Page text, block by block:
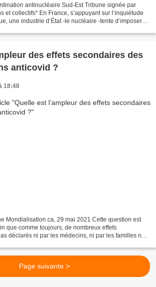
antinucléaire Sud-Est Tribune signée par
et collectifs* En France, s’appuyant sur l’inquiétude
une industrie d’État -le nucléaire -tente d’imposer
des effets secondaires des
anticovid ?
18:48
Mondialisation.ca, 29 mai 2021 Cette question est
que comme toujours, de nombreux effets
déclarés ni par les médecins, ni par les familles ni
Page suivante >